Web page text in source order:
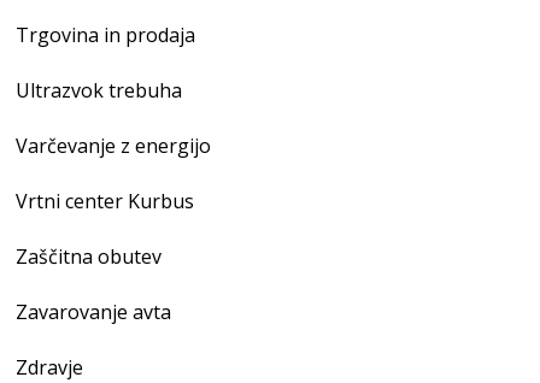
Trgovina in prodaja
Ultrazvok trebuha
Varčevanje z energijo
Vrtni center Kurbus
Zaščitna obutev
Zavarovanje avta
Zdravje